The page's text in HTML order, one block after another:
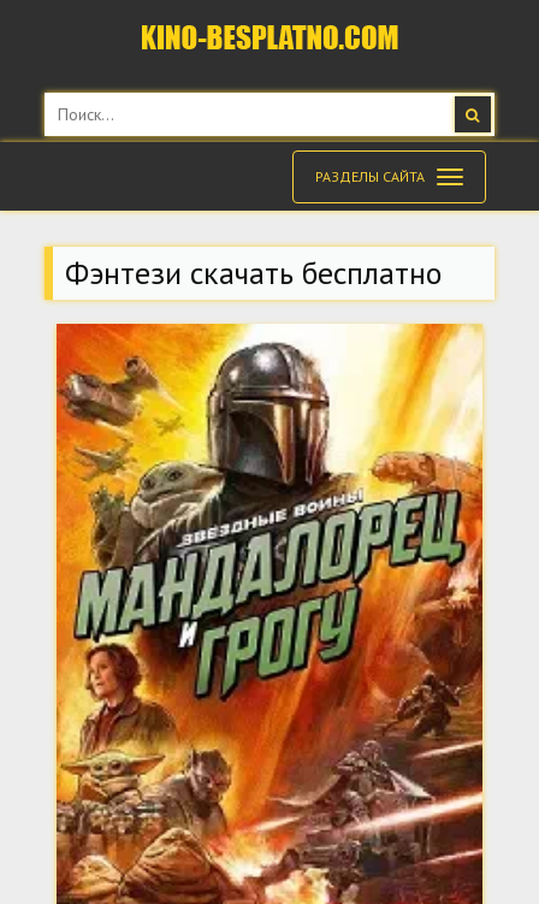
РАЗДЕЛЫ САЙТА
Фэнтези скачать бесплатно